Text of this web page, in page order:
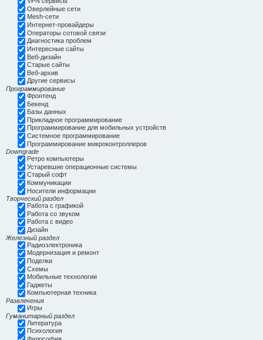
Оверлейные сети
Mesh-сети
Интернет-провайдеры
Операторы сотовой связи
Диагностика проблем
Интересные сайты
Веб-дизайн
Старые сайты
Веб-архив
Другие сервисы
Программирование
Фронтенд
Бекенд
Базы данных
Прикладное программирование
Программирование для мобильных устройств
Системное программирование
Программирование микроконтроллеров
Downgrade
Ретро компьютеры
Устаревшие операционные системы
Старый софт
Коммуникации
Носители информации
Творческий раздел
Работа с графикой
Работа со звуком
Работа с видео
Дизайн
Железный раздел
Радиоэлектроника
Модернизация и ремонт
Поделки
Схемы
Мобильные технологии
Гаджеты
Компьютерная техника
Развлечения
Игры
Гуманитарный раздел
Литература
Психология